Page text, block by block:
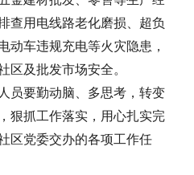
查用电线路老化磨损、超负
动车违规充电等火灾隐患，
区及批发市场安全。
员要勤动脑、多思考，转变
狠抓工作落实，用心扎实完
区党委交办的各项工作任